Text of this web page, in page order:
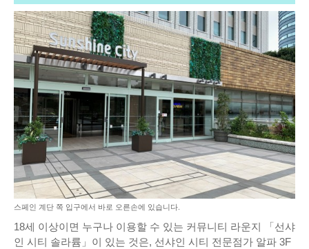
스페인 계단 쪽 입구에서 바로 오른손에 있습니다.
18세 이상이면 누구나 이용할 수 있는 커뮤니티 라운지 「선샤
인 시티 솔라륨」이 있는 것은, 선샤인 시티 전문점가 알파 3F